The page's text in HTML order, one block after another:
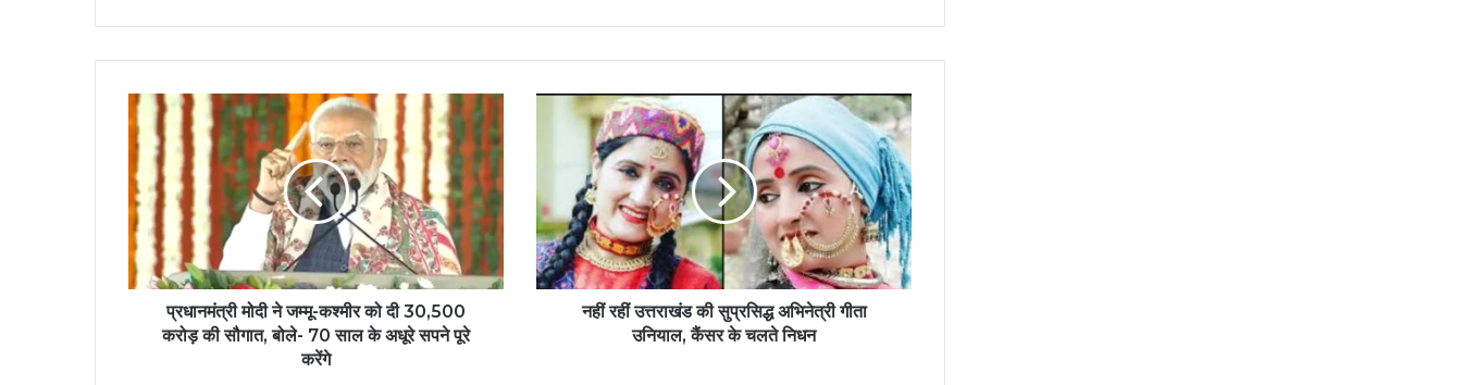
प्रधानमंत्री मोदी ने जम्मू-कश्मीर को दी 30,500
करोड़ की सौगात, बोले- 70 साल के अधूरे सपने पूरे
करेंगे
नहीं रहीं उत्तराखंड की सुप्रसिद्ध अभिनेत्री गीता
उनियाल, कैंसर के चलते निधन